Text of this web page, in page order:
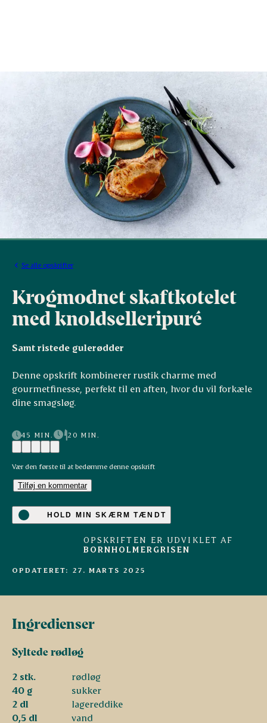
Se alle opskrifter
Krogmodnet skaftkotelet
med knoldselleripuré
Samt ristede gulerødder
Denne opskrift kombinerer rustik charme med
gourmetfinesse, perfekt til en aften, hvor du vil forkæle
dine smagsløg.
45 MIN. 20 MIN.
Vær den første til at bedømme denne opskrift
Tilføj en kommentar
HOLD MIN SKÆRM TÆNDT
danske landmænd
OPSKRIFTEN ER UDVIKLET AF
BORNHOLMERGRISEN
OPDATERET: 27. MARTS 2025
Ingredienser
Syltede rødløg
2 stk.
rødløg
40 g
sukker
2 dl
lagereddike
0,5 dl
vand